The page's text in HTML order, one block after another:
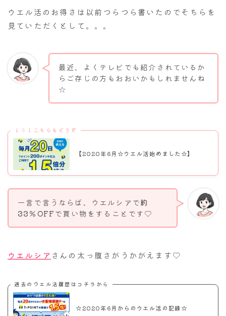
ウエル活のお得さは以前つらつら書いたのでそちらを
見ていただくとして。。。
最近、よくテレビでも紹介されているか
らご存じの方もおおいかもしれませんね
☆
↓⇩↓こちらもどうぞ
【2020年6月☆ウエル活始めました☆】
一言で言うならば、ウエルシアで約
33％OFFで買い物をすることです♡
ウエルシア さんの太っ腹さがうかがえます♡
過去のウエル活履歴はコチラから
☆2020年6月からのウエル活の記録☆